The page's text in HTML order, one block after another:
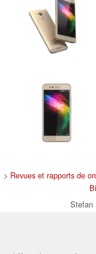
> Revues et rapports de
Stefan